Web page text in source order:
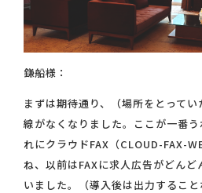
鎌船様：
まずは期待通り、（場所をとって
線がなくなりました。ここが一番
れにクラウドFAX（CLOUD-FAX-
ね、以前はFAXに求人広告がどん
いました。（導入後は出力するこ